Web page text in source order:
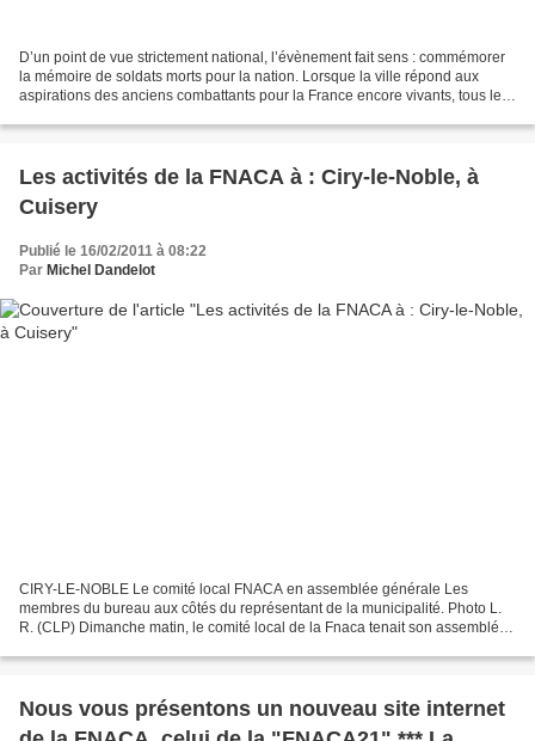
D’un point de vue strictement national, l’évènement fait sens : commémorer
la mémoire de soldats morts pour la nation. Lorsque la ville répond aux
aspirations des anciens combattants pour la France encore vivants, tous les
Les activités de la FNACA à : Ciry-le-Noble, à
Cuisery
Publié le 16/02/2011 à 08:22
Par Michel Dandelot
CIRY-LE-NOBLE Le comité local FNACA en assemblée générale Les
membres du bureau aux côtés du représentant de la municipalité. Photo L.
R. (CLP) Dimanche matin, le comité local de la Fnaca tenait son assemblée
Nous vous présentons un nouveau site internet